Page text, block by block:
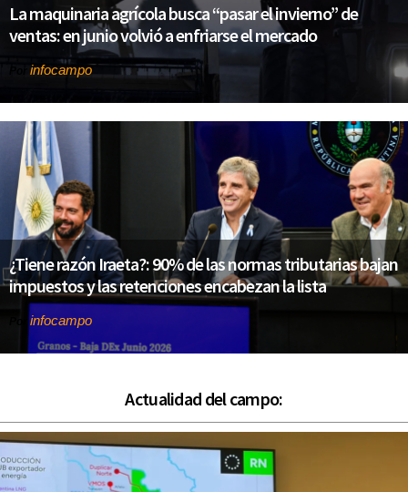
La maquinaria agrícola busca “pasar el invierno” de
ventas: en junio volvió a enfriarse el mercado
infocampo
¿Tiene razón Iraeta?: 90% de las normas tributarias bajan
impuestos y las retenciones encabezan la lista
infocampo
Actualidad del campo: